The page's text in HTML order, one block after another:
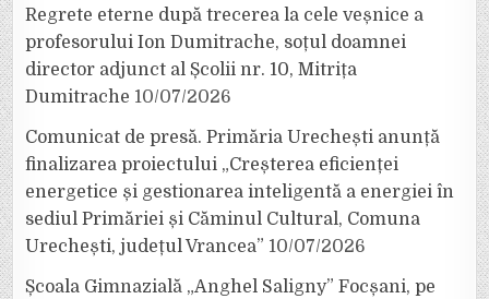
Regrete eterne după trecerea la cele veșnice a
profesorului Ion Dumitrache, soțul doamnei
director adjunct al Școlii nr. 10, Mitrița
Dumitrache 10/07/2026
Comunicat de presă. Primăria Urechești anunță
finalizarea proiectului „Creșterea eficienței
energetice și gestionarea inteligentă a energiei în
sediul Primăriei și Căminul Cultural, Comuna
Urechești, județul Vrancea” 10/07/2026
Școala Gimnazială „Anghel Saligny” Focșani, pe